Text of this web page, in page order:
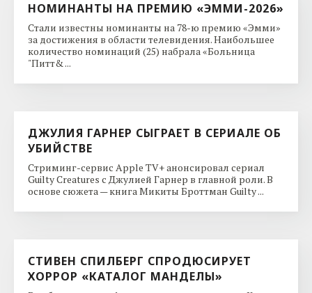
НОМИНАНТЫ НА ПРЕМИЮ «ЭММИ-2026»
Стали известны номинанты на 78-ю премию «Эмми»
за достижения в области телевидения. Наибольшее
количество номинаций (25) набрала «Больница
"Питт& ...
ДЖУЛИЯ ГАРНЕР СЫГРАЕТ В СЕРИАЛЕ ОБ
УБИЙСТВЕ
Стриминг-сервис Apple TV+ анонсировал сериал
Guilty Creatures с Джулией Гарнер в главной роли. В
основе сюжета — книга Микиты Броттман Guilty ...
СТИВЕН СПИЛБЕРГ СПРОДЮСИРУЕТ
ХОРРОР «КАТАЛОГ МАНДЕЛЫ»